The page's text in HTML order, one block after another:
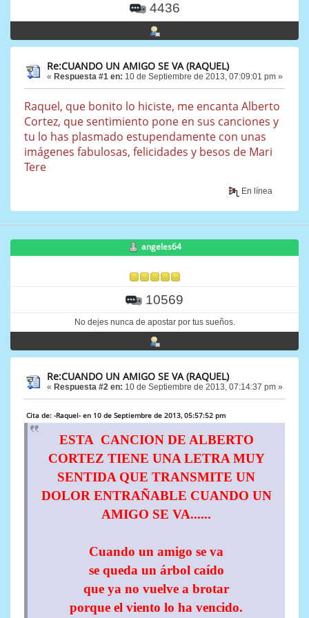
4436
Re:CUANDO UN AMIGO SE VA (RAQUEL)
« Respuesta #1 en: 10 de Septiembre de 2013, 07:09:01 pm »
Raquel, que bonito lo hiciste, me encanta Alberto
Cortez, que sentimiento pone en sus canciones y
tu lo has plasmado estupendamente con unas
imágenes fabulosas, felicidades y besos de Mari
Tere
En línea
angeles64
10569
No dejes nunca de apostar por tus sueños.
Re:CUANDO UN AMIGO SE VA (RAQUEL)
« Respuesta #2 en: 10 de Septiembre de 2013, 07:14:37 pm »
Cita de: -Raquel- en 10 de Septiembre de 2013, 05:57:52 pm
ESTA CANCION DE ALBERTO
CORTEZ TIENE UNA LETRA MUY
SENTIDA QUE TRANSMITE UN
DOLOR ENTRAÑABLE CUANDO UN
AMIGO SE VA......
Cuando un amigo se va
se queda un árbol caído
que ya no vuelve a brotar
porque el viento lo ha vencido.